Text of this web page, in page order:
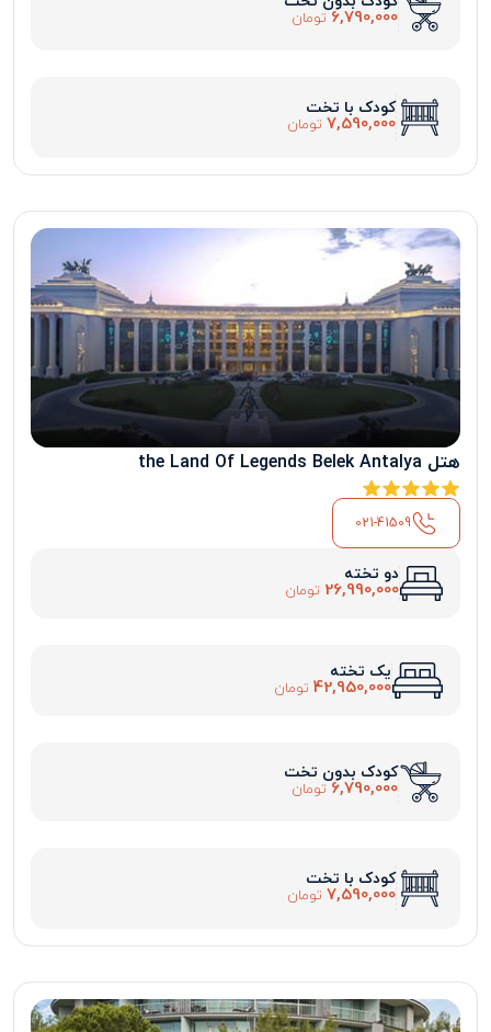
6,790,000 تومان
کودک با تخت
7,590,000 تومان
هتل the Land Of Legends Belek Antalya
021-41509
دو تخته
26,990,000 تومان
یک تخته
42,950,000 تومان
کودک بدون تخت
6,790,000 تومان
کودک با تخت
7,590,000 تومان